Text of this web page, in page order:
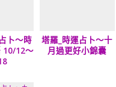
卜～時
10/12～
塔羅_時運占卜～十
月過更好小錦囊